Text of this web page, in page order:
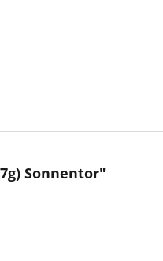
Sonnentor"